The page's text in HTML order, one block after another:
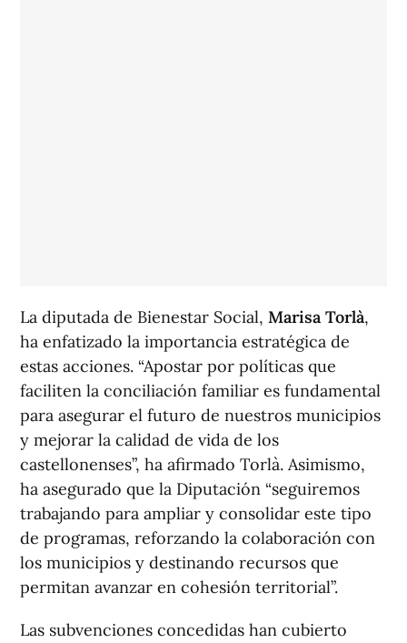
La diputada de Bienestar Social, Marisa Torlà,
ha enfatizado la importancia estratégica de
estas acciones. “Apostar por políticas que
faciliten la conciliación familiar es fundamental
para asegurar el futuro de nuestros municipios
y mejorar la calidad de vida de los
castellonenses”, ha afirmado Torlà. Asimismo,
ha asegurado que la Diputación “seguiremos
trabajando para ampliar y consolidar este tipo
de programas, reforzando la colaboración con
los municipios y destinando recursos que
permitan avanzar en cohesión territorial”.
Las subvenciones concedidas han cubierto